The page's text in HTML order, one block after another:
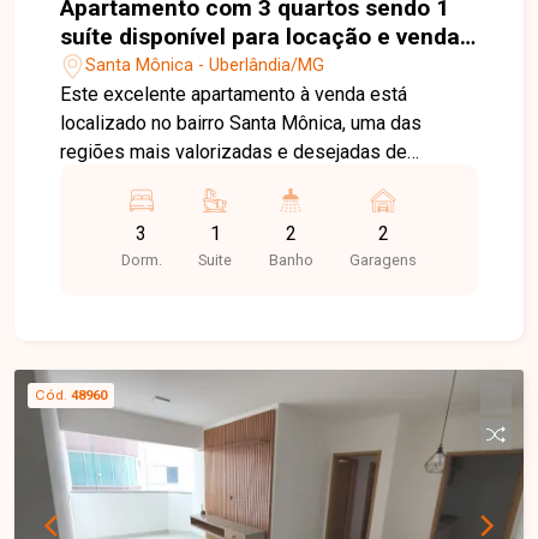
Apartamento com 3 quartos sendo 1
suíte disponível para locação e venda
no bairro Santa Mônica em
Uberlândia-MG.
Santa Mônica - Uberlândia/MG
Este excelente apartamento à venda está
localizado no bairro Santa Mônica, uma das
regiões mais valorizadas e desejadas de
João Naves e César Finotti. Com
aproximadamente 90,86m² de área privativa, o
imóvel oferece uma sala ampla integrada à
de serviço e 2 vagas de garagem presas. O
apartamento conta com armários planejados em
todos os ambientes, ar-condicionado, iluminação
instalada e acabamento moderno e de bom
gosto, proporcionando elegância e praticidade
para o dia a dia. O condomínio oferece salão de
3
Dorm.
1
Suite
2
Banho
2
Garagens
Cód. 48960